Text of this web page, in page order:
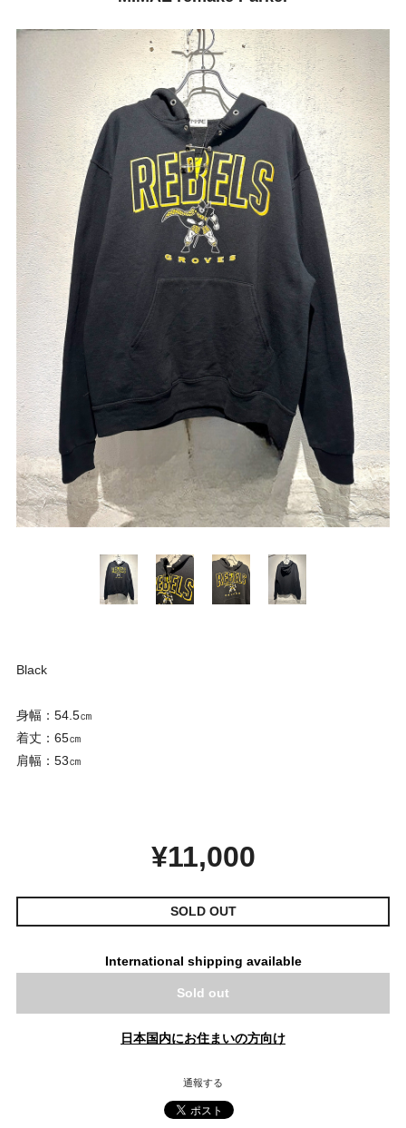
Black
身幅：54.5㎝
着丈：65㎝
肩幅：53㎝
¥11,000
SOLD OUT
International shipping available
Sold out
日本国内にお住まいの方向け
通報する